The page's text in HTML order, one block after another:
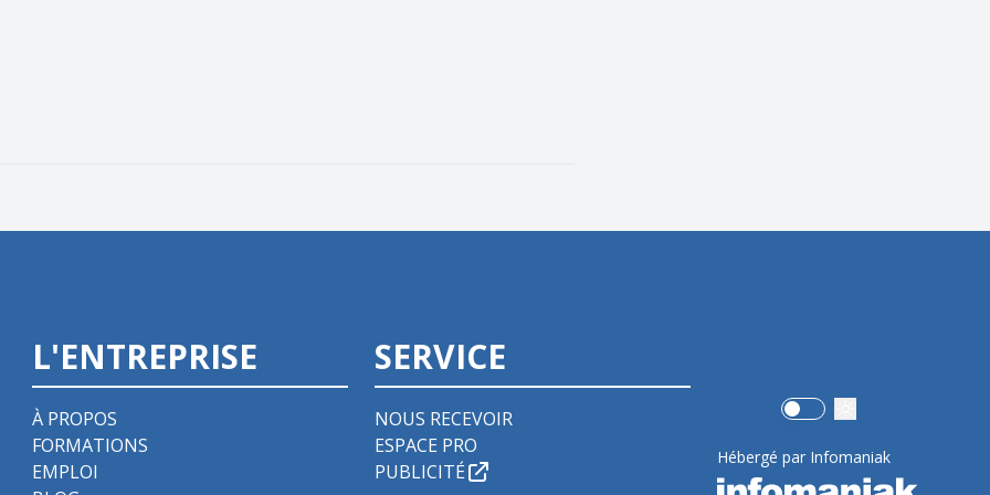
L'ENTREPRISE
À PROPOS
FORMATIONS
EMPLOI
SERVICE
NOUS RECEVOIR
ESPACE PRO
PUBLICITÉ
Use setting
Hébergé par Infomaniak